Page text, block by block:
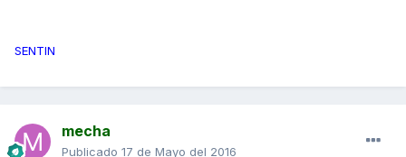
SENTIN
mecha
Publicado 17 de Mayo del 2016